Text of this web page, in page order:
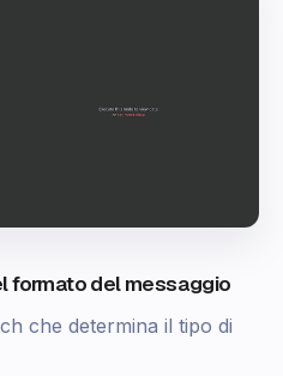
formato del messaggio
che determina il tipo di